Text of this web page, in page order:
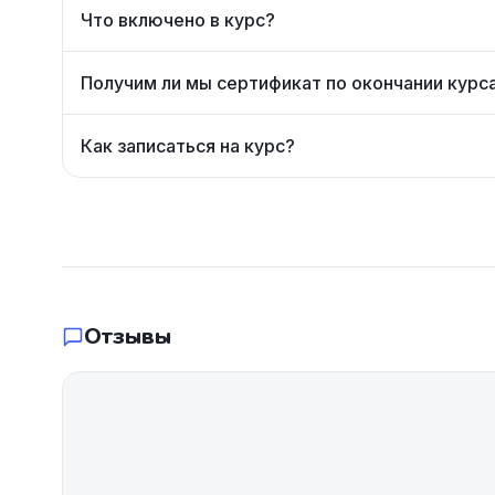
Что включено в курс?
Получим ли мы сертификат по окончании
Как записаться на курс?
Отзывы